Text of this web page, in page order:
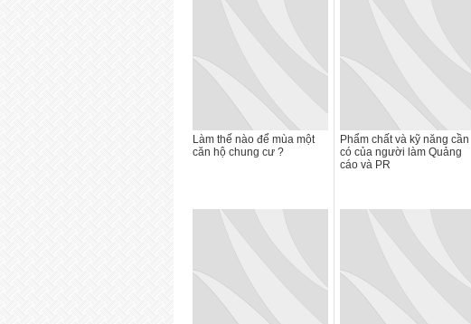
Làm thế nào để mùa một
căn hộ chung cư ?
Phẩm chất và kỹ năng cần
có của người làm Quảng
cáo và PR